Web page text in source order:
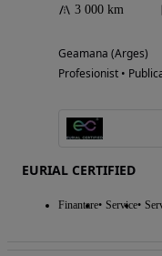
3 000 km
Geamana (Arges)
Profesionist •
EURIAL CERTIFIED
Finantare Service